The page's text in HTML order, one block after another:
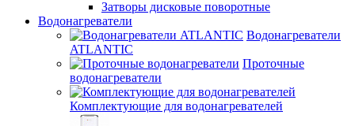
Затворы дисковые поворотные
Водонагреватели
Водонагреватели
ATLANTIC
Проточные
водонагреватели
Комплектующие для водонагревателей